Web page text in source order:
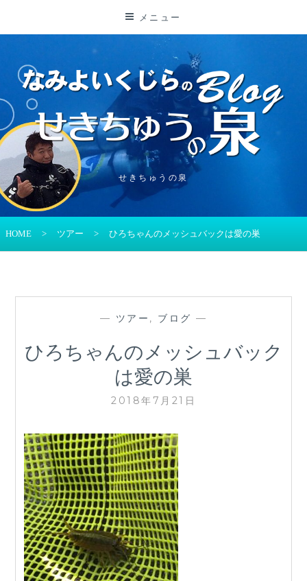
に
キ
ッ
メニュー
せきちゅうの泉
HOME > ツアー > ひろちゃんのメッシュバックは愛の巣
— ツアー , ブログ —
ひろちゃんのメッシュバック
は愛の巣
2018年7月21日